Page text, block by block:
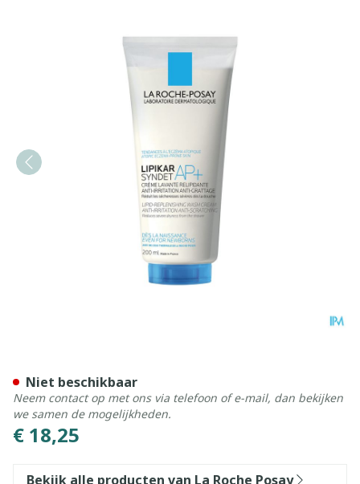
€ 18,25
Niet beschikbaar
Neem contact op met ons via telefoon of e-mail, dan bekijken
we samen de mogelijkheden.
Bekijk alle producten van La Roche Posay